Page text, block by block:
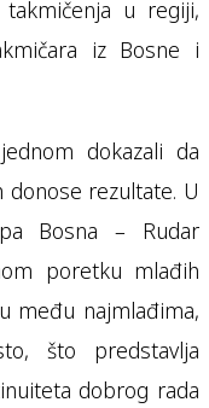
takmičenja u regiji,
iz Bosne i
dokazali da
rezultate. U
Bosna – Rudar
poretku mlađih
među najmlađima,
što predstavlja
dobrog rada